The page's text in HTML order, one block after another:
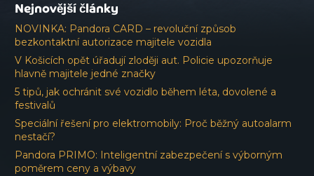
Nejnovější články
NOVINKA: Pandora CARD – revoluční způsob
bezkontaktní autorizace majitele vozidla
V Košicích opět úřadují zloději aut. Policie upozorňuje
hlavně majitele jedné značky
5 tipů, jak ochránit své vozidlo během léta, dovolené a
festivalů
Speciální řešení pro elektromobily: Proč běžný autoalarm
nestačí?
Pandora PRIMO: Inteligentní zabezpečení s výborným
poměrem ceny a výbavy